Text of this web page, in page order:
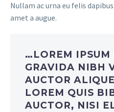
Nullam ac urna eu felis
amet a augue.
…LOREM IPSUM
GRAVIDA NIBH
AUCTOR
LOREM QUIS
AUCTOR, NISI